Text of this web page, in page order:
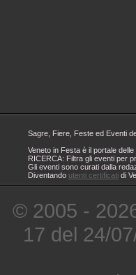
Sagre, Fiere, Feste ed Eventi
Veneto in Festa è il portale
RICERCA: Filtra gli eventi per
Gli eventi sono curati dalla
Diventando utenti certificati di
© 2005 -
17 del 24/